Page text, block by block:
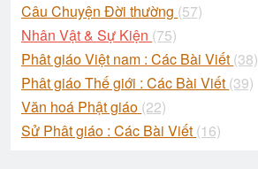
Câu Chuyện Đời thường (57)
Nhân Vật & Sự Kiện (75)
Phât giáo Việt nam : Các Bài Viết (38)
Phât giáo Thế giới : Các Bài Viết (39)
Văn hoá Phật giáo (22)
Sử Phât giáo : Các Bài Viết (16)